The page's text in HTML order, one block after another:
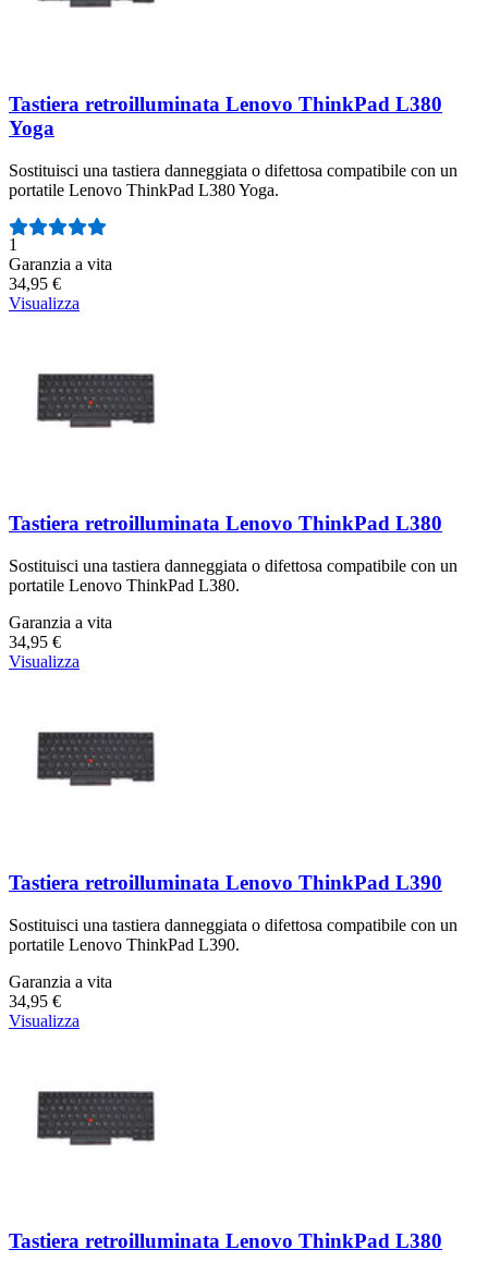
Tastiera retroilluminata Lenovo ThinkPad L380
Yoga
Sostituisci una tastiera danneggiata o difettosa compatibile con un
portatile Lenovo ThinkPad L380 Yoga.
Numero di recensioni:
1
Garanzia a vita
34,95 €
Visualizza
Tastiera retroilluminata Lenovo ThinkPad L380
Sostituisci una tastiera danneggiata o difettosa compatibile con un
portatile Lenovo ThinkPad L380.
Garanzia a vita
34,95 €
Visualizza
Tastiera retroilluminata Lenovo ThinkPad L390
Sostituisci una tastiera danneggiata o difettosa compatibile con un
portatile Lenovo ThinkPad L390.
Garanzia a vita
34,95 €
Visualizza
Tastiera retroilluminata Lenovo ThinkPad L380